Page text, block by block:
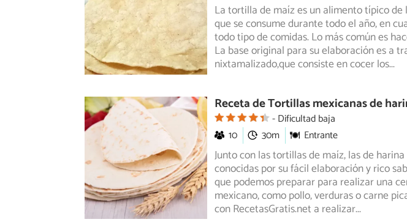
La tortilla de maíz es un alimento típico de
que se consume durante todo el año, en
todotipo de comidas. Lo más común es
La base original para su elaboración es a
nixtamalizado,que consiste en cocer los...
Receta de Tortillas mexicanas de
Dificultad baja
10
30m Entrante
Junto con las tortillas de maíz, las de
conocidas por su fácil elaboración y rico
que podemos preparar para realizar una
mexicano, como pollo, verduras o carne
con RecetasGratis.net a realizar...